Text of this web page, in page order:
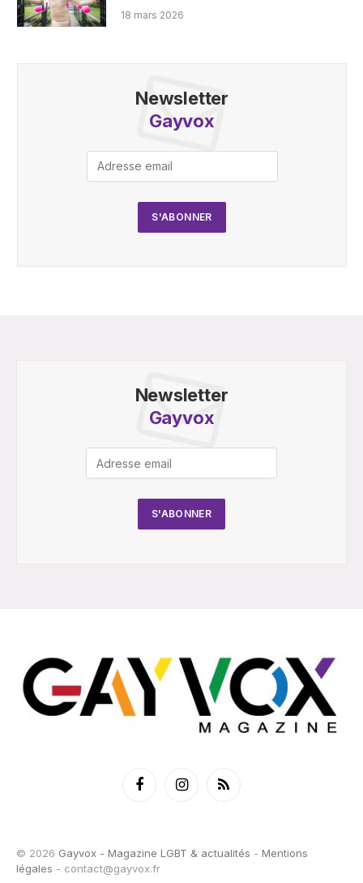
18 mars 2026
Newsletter
Gayvox
Newsletter
Gayvox
FacebookInstagramRSS
© 2026 Gayvox - Magazine LGBT & actualités - Mentions
légales - contact@gayvox.fr